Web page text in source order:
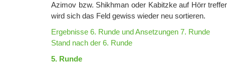
Azimov bzw. Shikhman oder Kabitzke auf Hörr
wird sich das Feld gewiss wieder neu sortieren.
Ergebnisse 6. Runde und Ansetzungen 7. Runde
Stand nach der 6. Runde
5. Runde